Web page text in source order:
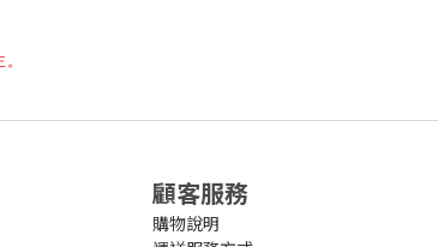
顧客服務
購物說明